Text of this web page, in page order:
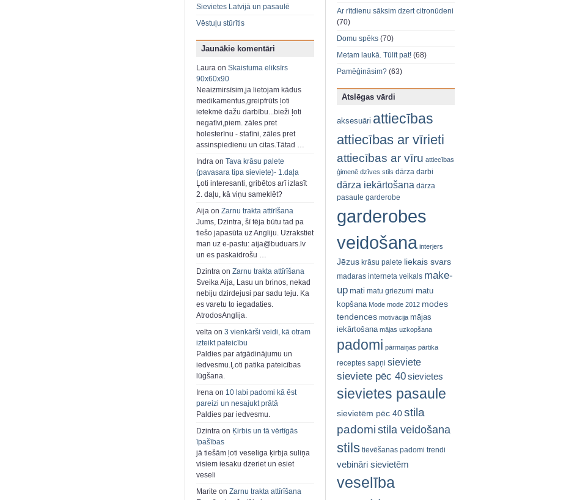
Sievietes Latvijā un pasaulē
Vēstuļu stūrītis
Jaunākie komentāri
Laura on Skaistuma eliksīrs
90x60x90
Neaizmirsīsim,ja lietojam kādus
medikamentus,greipfrūts ļoti
ietekmē dažu darbību...bieži ļoti
negatīvi,piem. zāles pret
holesterīnu - statīni, zāles pret
assinspiedienu un citas.Tātad …
Indra on Tava krāsu palete
(pavasara tipa sieviete)- 1.daļa
Ļoti interesanti, gribētos arī izlasīt
2. daļu, kā viņu sameklēt?
Aija on Zarnu trakta attīrīšana
Jums, Dzintra, šī tēja būtu tad pa
tiešo japasūta uz Angliju. Uzrakstiet
man uz e-pastu: aija@buduars.lv
un es paskaidrošu …
Dzintra on Zarnu trakta attīrīšana
Sveika Aija, Lasu un brinos, nekad
nebiju dzirdejusi par sadu teju. Ka
es varetu to iegadaties.
AtrodosAnglija.
velta on 3 vienkārši veidi, kā otram
izteikt pateicību
Paldies par atgādinājumu un
iedvesmu.Ļoti patika pateicības
lūgšana.
Irena on 10 labi padomi kā ēst
pareizi un nesajukt prātā
Paldies par iedvesmu.
Dzintra on Ķirbis un tā vērtīgās
īpašības
jā tiešām ļoti veseliga ķirbja suliņa
visiem iesaku dzeriet un esiet
veseli
Marite on Zarnu trakta attīrīšana
Ar rītdienu sāksim dzert citronūdeni
(70)
Domu spēks (70)
Metam laukā. Tūlīt pat! (68)
Pamēģināsim? (63)
Atslēgas vārdi
aksesuāri attiecības
attiecības ar vīrieti
attiecības ar vīru attiecības
ģimenē dzīves stils dārza darbi
dārza iekārtošana dārza
pasaule garderobe
garderobes
veidošana interjers
Jēzus krāsu palete liekais svars
madaras interneta veikals make-
up mati matu griezumi matu
kopšana Mode mode 2012 modes
tendences motivācija mājas
iekārtošana mājas uzkopšana
padomi pārmaiņas pārtika
receptes sapņi sieviete
sieviete pēc 40sievietes
sievietes pasaule
sievietēm pēc 40stila
padomistila veidošana
stils tievēšanas padomi trendi
vebināri sievietēm
veselība